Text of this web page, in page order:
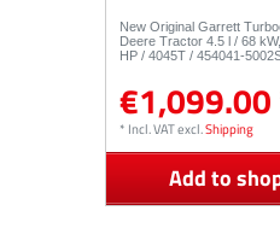
New Original Garrett
Deere Tractor 4.5 l / 68
HP / 4045T / 454041-
€1,099.00
* Incl. VATexcl.Shipping
Add to